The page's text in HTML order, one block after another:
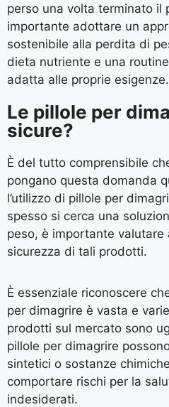
perso una volta terminato il
importante adottare un
sostenibile alla perdita di
dieta nutriente e una
adatta alle proprie esigenze.
Le pillole per
sicure?
È del tutto comprensibile
pongano questa domanda
l’utilizzo di pillole per
spesso si cerca una
peso, è importante
sicurezza di tali prodotti.
È essenziale riconoscere
per dimagrire è vasta e
prodotti sul mercato sono
pillole per dimagrire
sintetici o sostanze
comportare rischi per la
indesiderati.